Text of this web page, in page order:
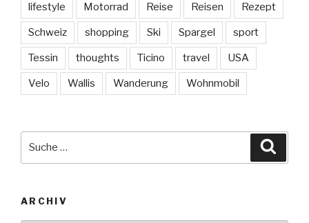
lifestyle Motorrad Reise Reisen Rezept
Schweiz shopping Ski Spargel sport
Tessin thoughts Ticino travel USA
Velo Wallis Wanderung Wohnmobil
ARCHIV